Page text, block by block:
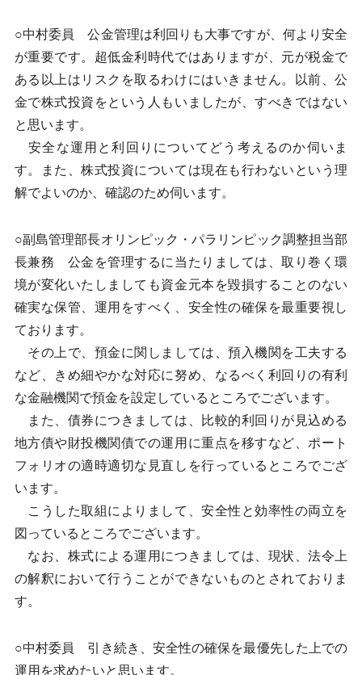
○中村委員 公金管理は利回りも大事ですが、何より安全
が重要です。超低金利時代ではありますが、元が税金で
ある以上はリスクを取るわけにはいきません。以前、公
金で株式投資をという人もいましたが、すべきではない
と思います。
安全な運用と利回りについてどう考えるのか伺いま
す。また、株式投資については現在も行わないという理
解でよいのか、確認のため伺います。
○副島管理部長オリンピック・パラリンピック調整担当部
長兼務 公金を管理するに当たりましては、取り巻く環
境が変化いたしましても資金元本を毀損することのない
確実な保管、運用をすべく、安全性の確保を最重要視し
ております。
その上で、預金に関しましては、預入機関を工夫する
など、きめ細やかな対応に努め、なるべく利回りの有利
な金融機関で預金を設定しているところでございます。
また、債券につきましては、比較的利回りが見込める
地方債や財投機関債での運用に重点を移すなど、ポート
フォリオの適時適切な見直しを行っているところでござ
います。
こうした取組によりまして、安全性と効率性の両立を
図っているところでございます。
なお、株式による運用につきましては、現状、法令上
の解釈において行うことができないものとされておりま
す。
○中村委員 引き続き、安全性の確保を最優先した上での
運用を求めたいと思います。